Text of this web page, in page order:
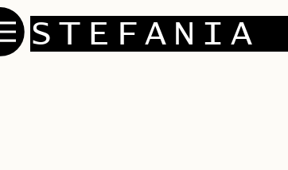
STEFANIA